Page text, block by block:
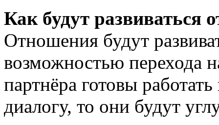
Как будут развиваться
Отношения будут
возможностью перехода
партнёра готовы
диалогу, то они будут